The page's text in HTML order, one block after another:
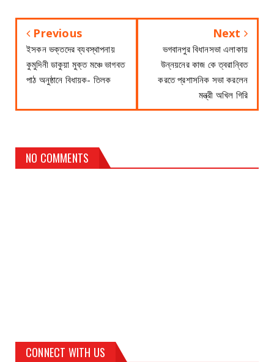
Previous
ইসকন ভক্তদের ব্যবস্থাপনায়
কুমুদিনী ডাকুয়া মুক্ত মঞ্চে ভাগবত
পাঠ অনুষ্ঠানে বিধায়ক- তিলক
Next
ভগবানপুর বিধানসভা এলাকায়
উন্নয়নের কাজ কে ত্বরান্বিত
করতে প্রশাসনিক সভা করলেন
মন্ত্রী অখিল গিরি
NO COMMENTS
CONNECT WITH US